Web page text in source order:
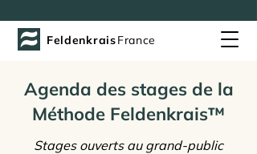
FeldenkraisFrance
Agenda des stages de la
Méthode Feldenkrais™
Stages ouverts au grand-public